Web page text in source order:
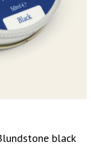
black